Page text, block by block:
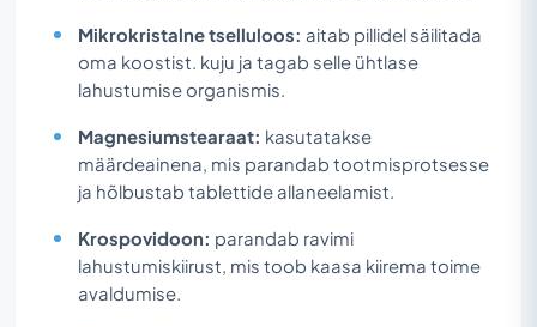
Mikrokristalne tselluloos: aitab pillidel säilitada
oma koostist. kuju ja tagab selle ühtlase
lahustumise organismis.
Magnesiumstearaat: kasutatakse
määrdeainena, mis parandab tootmisprotsesse
ja hõlbustab tablettide allaneelamist.
Krospovidoon: parandab ravimi
lahustumiskiirust, mis toob kaasa kiirema toime
avaldumise.